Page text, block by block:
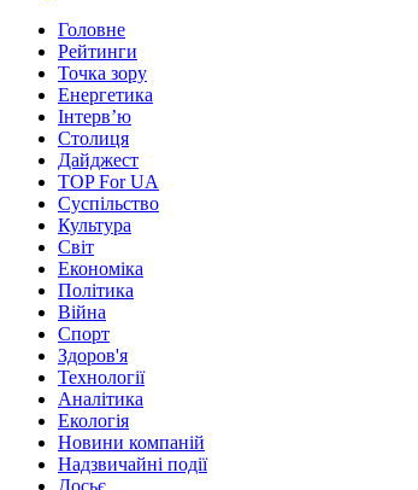
Головне
Рейтинги
Точка зору
Енергетика
Інтерв’ю
Столиця
Дайджест
TOP For UA
Суспiльство
Культура
Світ
Економіка
Політика
Війна
Спорт
Здоров'я
Технології
Аналітика
Екологія
Новини компаній
Надзвичайні події
Досьє